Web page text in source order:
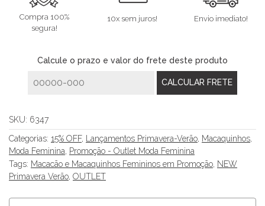
Compra 100%
segura!
10x sem juros! Envio imediato!
Calcule o prazo e valor do frete deste produto
SKU: 6347
Categorias: 15% OFF, Lançamentos Primavera-Verão, Macaquinhos,
Moda Feminina, Promoção - Outlet Moda Feminina
Tags: Macacão e Macaquinhos Femininos em Promoção, NEW
Primavera Verão, OUTLET